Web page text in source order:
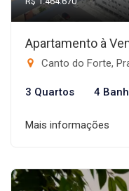
Apartamento à
Canto do Forte,
3 Quartos 4
Mais informações